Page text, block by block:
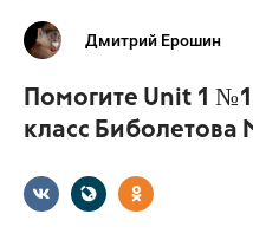
Биболетова М. З.
Дмитрий Ерошин
Помогите Unit 1
класс Биболетова